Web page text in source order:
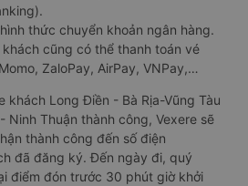
thức chuyển khoản ngân hàng.
cũng có thể thanh toán vé
ZaloPay, AirPay, VNPay,…
khách Long Điền - Bà Rịa-Vũng Tàu
Ninh Thuận thành công, Vexere sẽ
thành công đến số điện
đã đăng ký. Đến ngày đi, quý
điểm đón trước 30 phút giờ khởi